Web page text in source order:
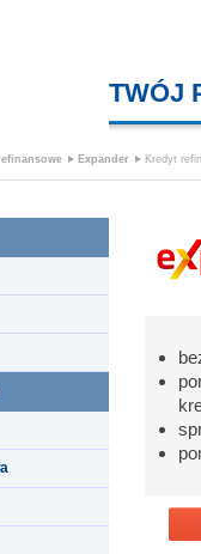
TWÓJ
Expander Kredyt